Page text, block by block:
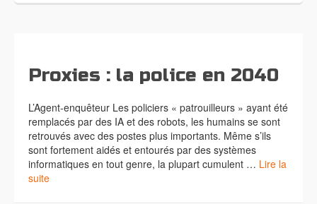
Proxies : la police en 2040
L’Agent-enquêteur Les policiers « patrouilleurs » ayant été
remplacés par des IA et des robots, les humains se sont
retrouvés avec des postes plus importants. Même s’ils
sont fortement aidés et entourés par des systèmes
informatiques en tout genre, la plupart cumulent … Lire la
suite